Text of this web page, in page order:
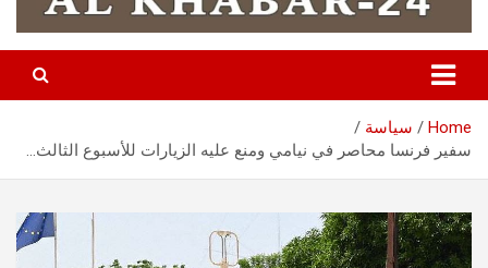
Home
سياسة
سفير فرنسا محاصر في نيامي ومنع عليه الزيارات للأسبوع الثالث…